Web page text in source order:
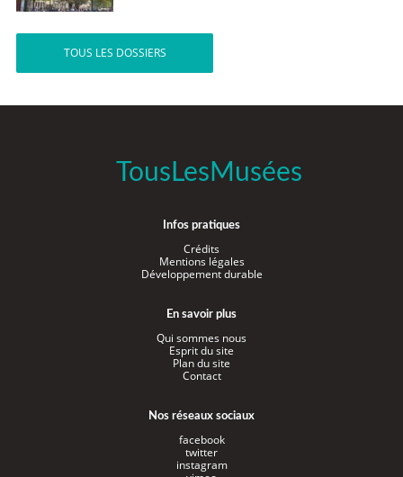
TOUS LES DOSSIERS
TousLesMusées
Infos pratiques
Crédits
Mentions légales
Développement durable
En savoir plus
Qui sommes nous
Esprit du site
Plan du site
Contact
Nos réseaux sociaux
facebook
twitter
instagram